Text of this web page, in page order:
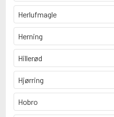
Herlufmagle
Herning
Hillerød
Hjørring
Hobro